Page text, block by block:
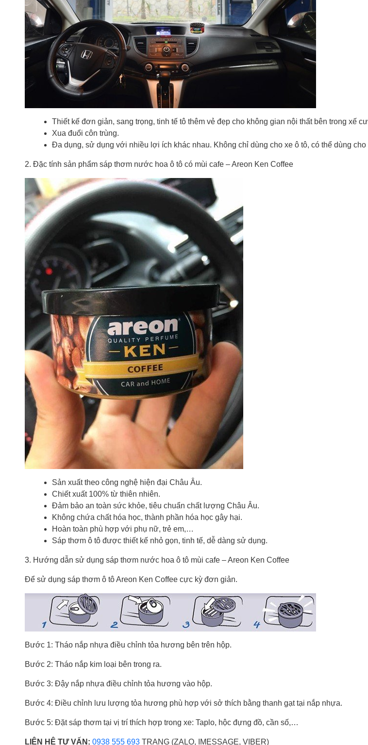
Thiết kế đơn giản, sang trọng, tinh tế tô thêm vẻ đẹp cho không gian nội thất bên trong xế
Xua đuổi côn trùng.
Đa dụng, sử dụng với nhiều lợi ích khác nhau. Không chỉ dùng cho xe ô tô, có thể dùng
2. Đặc tính sản phẩm sáp thơm nước hoa ô tô có mùi cafe – Areon Ken Coffee
Sản xuất theo công nghệ hiện đại Châu Âu.
Chiết xuất 100% từ thiên nhiên.
Đảm bảo an toàn sức khỏe, tiêu chuẩn chất lượng Châu Âu.
Không chứa chất hóa học, thành phần hóa học gây hại.
Hoàn toàn phù hợp với phụ nữ, trẻ em,…
Sáp thơm ô tô được thiết kế nhỏ gọn, tinh tế, dễ dàng sử dụng.
3. Hướng dẫn sử dụng sáp thơm nước hoa ô tô mùi cafe – Areon Ken Coffee
Để sử dụng sáp thơm ô tô Areon Ken Coffee cực kỳ đơn giản.
Bước 1: Tháo nắp nhựa điều chỉnh tỏa hương bên trên hộp.
Bước 2: Tháo nắp kim loại bên trong ra.
Bước 3: Đậy nắp nhựa điều chỉnh tỏa hương vào hộp.
Bước 4: Điều chỉnh lưu lượng tỏa hương phù hợp với sở thích bằng thanh gạt tại nắp nhựa.
Bước 5: Đặt sáp thơm tại vị trí thích hợp trong xe: Taplo, hộc đựng đồ, cần số,…
LIÊN HỆ TƯ VẤN: 0938 555 693 TRANG (ZALO, IMESSAGE, VIBER)